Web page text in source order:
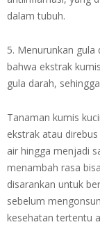
dalam tubuh.
5. Menurunkan gula
bahwa ekstrak
gula darah,
Tanaman kumis
ekstrak atau
air hingga menjadi
menambah rasa
disarankan untuk
sebelum
kesehatan tertentu